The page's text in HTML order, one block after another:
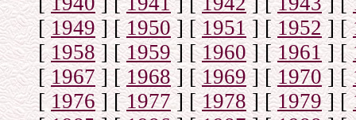
[1949] [1950] [1951] [1952] [
[1958] [1959] [1960] [1961] [
[1967] [1968] [1969] [1970] [
[1976] [1977] [1978 ] [1979] [